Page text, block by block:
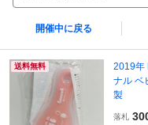
開催中に戻る
送料無料
2019年
ナル ベ
製
落札